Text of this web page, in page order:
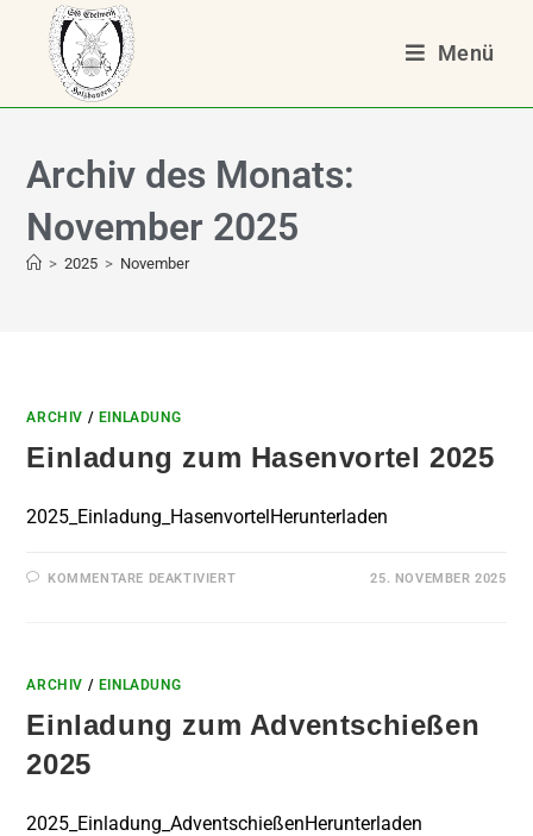
Menü
Archiv des Monats:
November 2025
> 2025 > November
ARCHIV / EINLADUNG
Einladung zum Hasenvortel 2025
2025_Einladung_HasenvortelHerunterladen
KOMMENTARE DEAKTIVIERT 25. NOVEMBER 2025
ARCHIV / EINLADUNG
Einladung zum Adventschießen
2025
2025_Einladung_AdventschießenHerunterladen